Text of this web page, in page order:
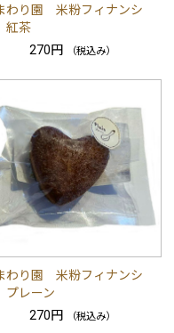
わり園 米粉フィナンシ
茶
270円
（税込み）
わり園 米粉フィナンシ
レーン
270円
（税込み）